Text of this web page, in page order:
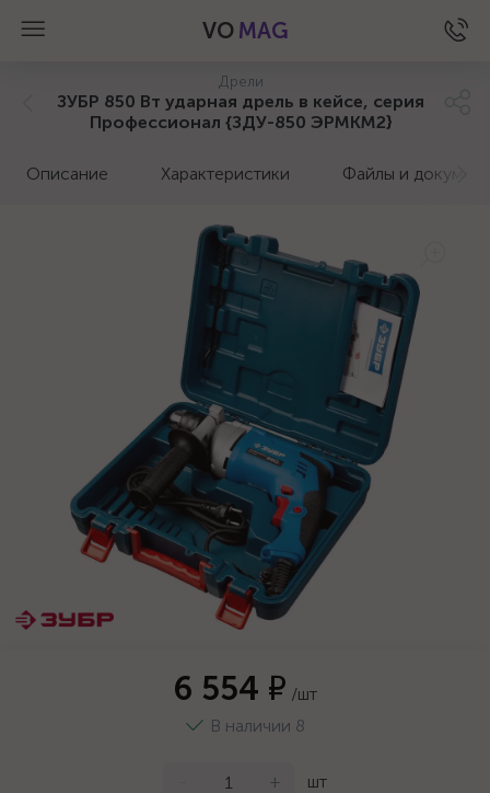
VO MAG
Дрели
ЗУБР 850 Вт ударная дрель в кейсе, серия
Профессионал {ЗДУ-850 ЭРМКМ2}
Описание Характеристики Файлы и
6 554 ₽ /шт
В наличии 8
+ шт